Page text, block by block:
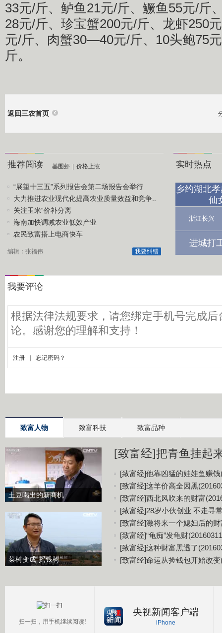
33元/斤、鲈鱼21元/斤、鳜鱼55元/斤
28元/斤、珍宝蟹200元/斤、龙虾250
元/斤、肉蟹30—40元/斤、10头鲍75
斤。
返回三农首页
推荐阅读 基围虾 价格上涨
“展望十三五”系列报告会第二场报告会举行
大力推进农业现代化提高农业质量效益和竞争..
关注玉米“价补分离
海南加快调减农业低效产业
农民致富搭上电商快车
我要纠错
编辑：张福伟
实时热点
乡约湖北
仙
浙江长兴
进城打
致富人物 致富科技 致富品种
土豆喝出的新商机
菜树变成“摇钱树”
[致富经]把青鱼挂起
[致富经]他靠凶猛的娃娃鱼赚钱
[致富经]这羊价高全因黑
[致富经]西北风吹来的财富
[致富经]28岁小伙创业 不走寻
[致富经]激将来一个媳妇后的
[致富经]“龟痴”发龟财
[致富经]这种财富黑透了
[致富经]命运从捡钱包开始改变
扫一扫，用手机继续阅读!
央视新闻客户端
iPhone